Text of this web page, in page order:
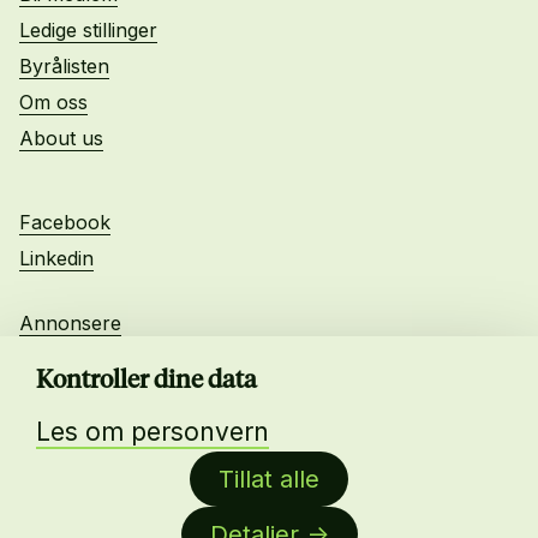
Kontroller dine data
Tillat alle
Les om personvern
Ledige stillinger
Byrålisten
Om oss
About us
Facebook
Linkedin
Annonsere
Daglig leder:
Anne-Lise Mørch von der Fehr